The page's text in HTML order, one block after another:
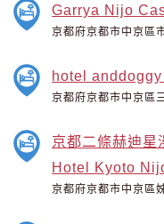
Garrya Nijo
京都府京都市中京區
hotel
京都府京都市中京區
京都二條赫迪
Hotel Kyoto
京都府京都市中京區